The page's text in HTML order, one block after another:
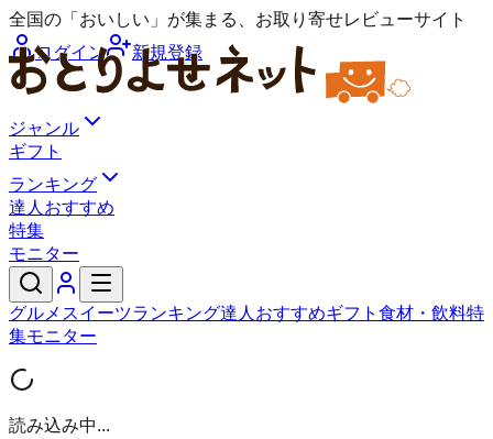
全国の「おいしい」が集まる、お取り寄せレビューサイト
ログイン
新規登録
ジャンル
ギフト
ランキング
達人おすすめ
特集
モニター
グルメ スイーツランキング達人おすすめギフト 食材・飲料特
集モニター
読み込み中...